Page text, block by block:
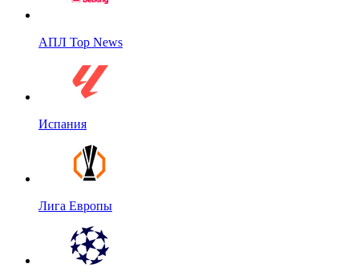
АПЛ Top News
Испания
Лига Европы